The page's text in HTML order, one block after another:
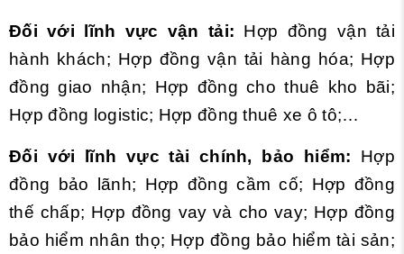
Đối với lĩnh vực vận tải: Hợp đồng vận tải
hành khách; Hợp đồng vận tải hàng hóa; Hợp
đồng giao nhận; Hợp đồng cho thuê kho bãi;
Hợp đồng logistic; Hợp đồng thuê xe ô tô;…
Đối với lĩnh vực tài chính, bảo hiểm: Hợp
đồng bảo lãnh; Hợp đồng cầm cố; Hợp đồng
thế chấp; Hợp đồng vay và cho vay; Hợp đồng
bảo hiểm nhân thọ; Hợp đồng bảo hiểm tài sản;